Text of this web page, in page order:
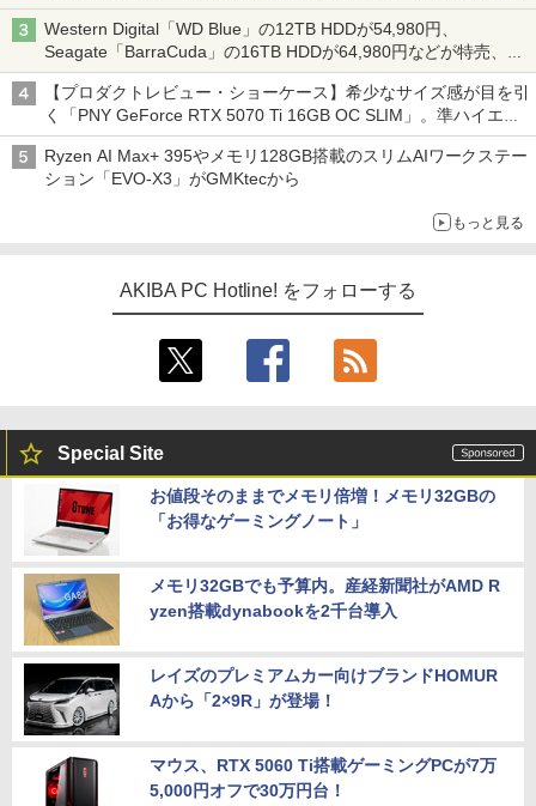
る AKIBA PC Hotline! 先週のアクセスランキング 26年7月27日～
26年8月3日
Western Digital「WD Blue」の12TB HDDが54,980円、
Seagate「BarraCuda」の16TB HDDが64,980円などが特売、
NAS・ビジネス向けは上昇傾向 [8月前半のHDD価格]
【プロダクトレビュー・ショーケース】希少なサイズ感が目を引
く「PNY GeForce RTX 5070 Ti 16GB OC SLIM」。準ハイエン
ドでも2スロット厚で長さ30cm切り！スリムボディでもパフォ
ーマンスと冷却は万全 text by 内田 泰仁
Ryzen AI Max+ 395やメモリ128GB搭載のスリムAIワークステー
ション「EVO-X3」がGMKtecから
もっと見る
AKIBA PC Hotline! をフォローする
Special Site
お値段そのままでメモリ倍増！メモリ32GBの
「お得なゲーミングノート」
メモリ32GBでも予算内。産経新聞社がAMD R
yzen搭載dynabookを2千台導入
レイズのプレミアムカー向けブランドHOMUR
Aから「2×9R」が登場！
マウス、RTX 5060 Ti搭載ゲーミングPCが7万
5,000円オフで30万円台！